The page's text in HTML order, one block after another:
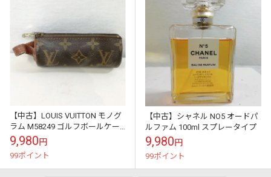
【中古】LOUIS VUITTON モノグ
ラム M58249 ゴルフボールケー
ス エテュイ・トロワボールドゥ
ゴルフ
9,980円
99ポイント
【中古】シャネル NO5 オードパ
ルファム 100ml スプレータイプ
9,980円
99ポイント